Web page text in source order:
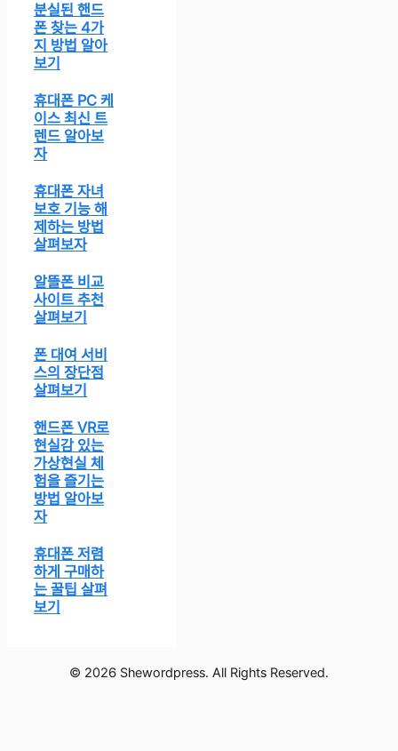
분실된 핸드
폰 찾는 4가
지 방법 알아
보기
휴대폰 PC 케
이스 최신 트
렌드 알아보
자
휴대폰 자녀
보호 기능 해
제하는 방법
살펴보자
알뜰폰 비교
사이트 추천
살펴보기
폰 대여 서비
스의 장단점
살펴보기
핸드폰 VR로
현실감 있는
가상현실 체
험을 즐기는
방법 알아보
자
휴대폰 저렴
하게 구매하
는 꿀팁 살펴
보기
© 2026 Shewordpress. All Rights Reserved.